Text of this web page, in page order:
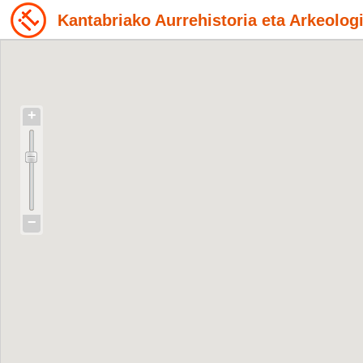
Kantabriako Aurrehistoria eta
+
−